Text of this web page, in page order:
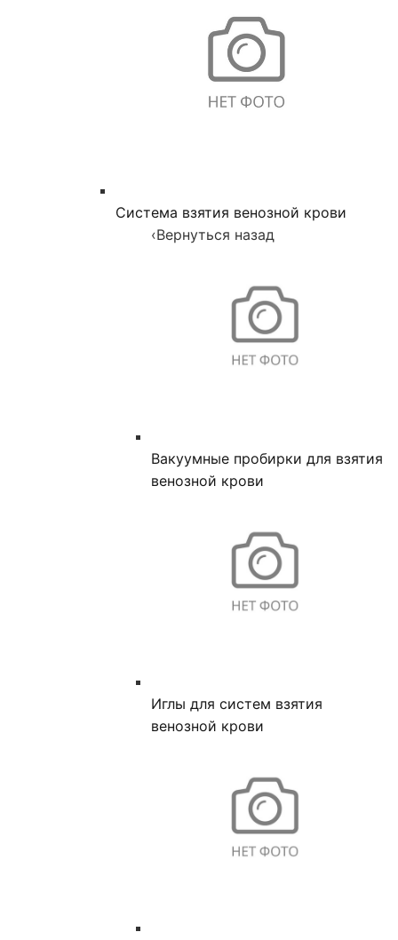
Система взятия венозной крови
‹Вернуться назад
Вакуумные пробирки для взятия
венозной крови
Иглы для систем взятия
венозной крови